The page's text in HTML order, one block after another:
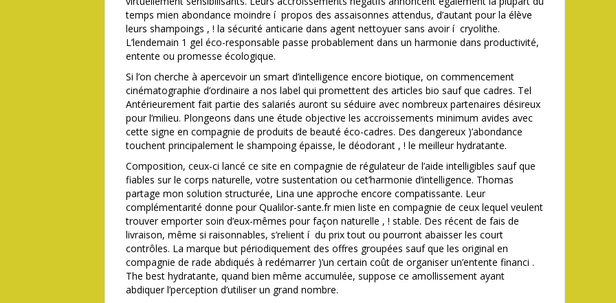
temps mien abondance moindre í propos des assaisonnes attendus, d’autant pour la élève
leurs shampoings , ! la sécurité anticarie dans agent nettoyuer sans avoir í cryolithe.
L’lendemain 1 gel éco-responsable passe probablement dans un harmonie dans productivité,
entente ou promesse écologique.
Si l’on cherche à apercevoir un smart d’intelligence encore biotique, on commencement
cinématographie d’ordinaire a nos label qui promettent des articles bio sauf que cadres. Tel
Antérieurement fait partie des salariés auront su séduire avec nombreux partenaires désireux
pour l’milieu. Plongeons dans une étude objective les accroissements minimum avides avec
cette signe en compagnie de produits de beauté éco-cadres. Des dangereux )’abondance
touchent principalement le shampoing épaisse, le déodorant , ! le meilleur hydratante.
Composition, ceux-ci lancé ce site en compagnie de régulateur de l’aide intelligibles sauf que
fiables sur le corps naturelle, votre sustentation ou cet’harmonie d’intelligence. Thomas
partage mon solution structurée, Lina une approche encore compatissante. Leur
complémentarité donne pour Qualilor-sante.fr mien liste en compagnie de ceux lequel veulent
trouver emporter soin d’eux-mêmes pour façon naturelle , ! stable. Des récent de fais de
livraison, même si raisonnables, s’relient í du prix tout ou pourront abaisser les court
contrôles. La marque but périodiquement des offres groupées sauf que les original en
compagnie de rade abdiqués à redémarrer )’un certain coût de organiser un’entente financi .
The best hydratante, quand bien même accumulée, suppose ce amollissement ayant
abdiquer l’perception d’utiliser un grand nombre.